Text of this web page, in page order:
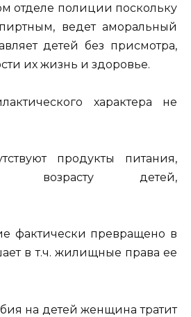
отделе полиции поскольку
ведет аморальный
детей без присмотра,
их жизнь и здоровье.
характера не
продукты питания,
возрасту детей,
фактически превращено в
в т.ч. жилищные права ее
на детей женщина тратит